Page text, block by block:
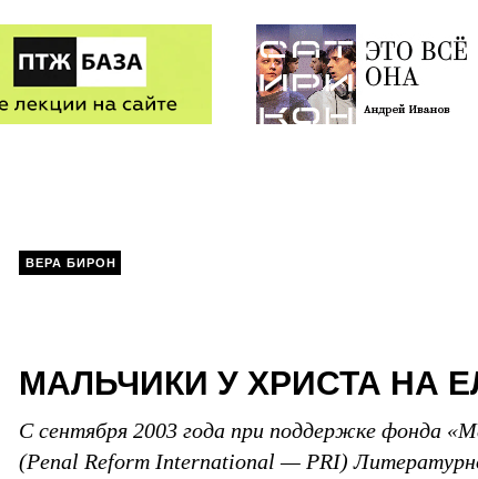
ВЕРА БИРОН
МАЛЬЧИКИ У ХРИСТА НА
С сентября 2003 года при поддержке фонда
(Penal Reform Inter­national — PRI)